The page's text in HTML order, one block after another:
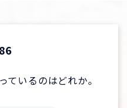
ているのはどれか。